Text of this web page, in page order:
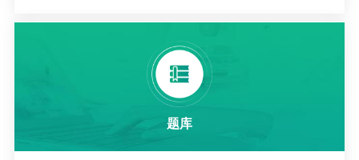
题库